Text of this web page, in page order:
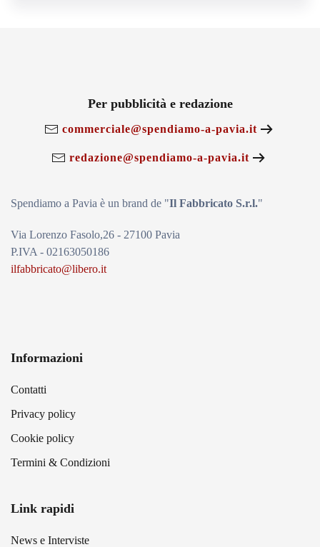
Per pubblicità e redazione
commerciale@spendiamo-a-pavia.it
redazione@spendiamo-a-pavia.it
Spendiamo a Pavia è un brand de "Il Fabbricato S.r.l."
Via Lorenzo Fasolo,26 - 27100 Pavia
P.IVA - 02163050186
ilfabbricato@libero.it
Informazioni
Contatti
Privacy policy
Cookie policy
Termini & Condizioni
Link rapidi
News e Interviste